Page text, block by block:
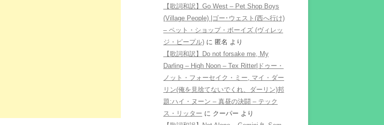
【歌詞和訳】Go West – Pet Shop Boys
(Village People) |ゴー･ウェスト(西へ行け)
– ペット・ショップ・ボーイズ (ヴィレッ
ジ・ピープル) に 匿名 より
【歌詞和訳】Do not forsake me, My
Darling – High Noon – Tex Ritter|ドゥー・
ノット・フォーセイク・ミー, マイ・ダー
リン(俺を見捨てないでくれ、ダーリン)邦
題:ハイ・ヌーン – 真昼の決闘 – テック
ス・リッター に クーパー より